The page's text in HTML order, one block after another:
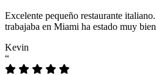
Excelente pequeño restaurante
trabajaba en Miami ha estado muy
Kevin
“